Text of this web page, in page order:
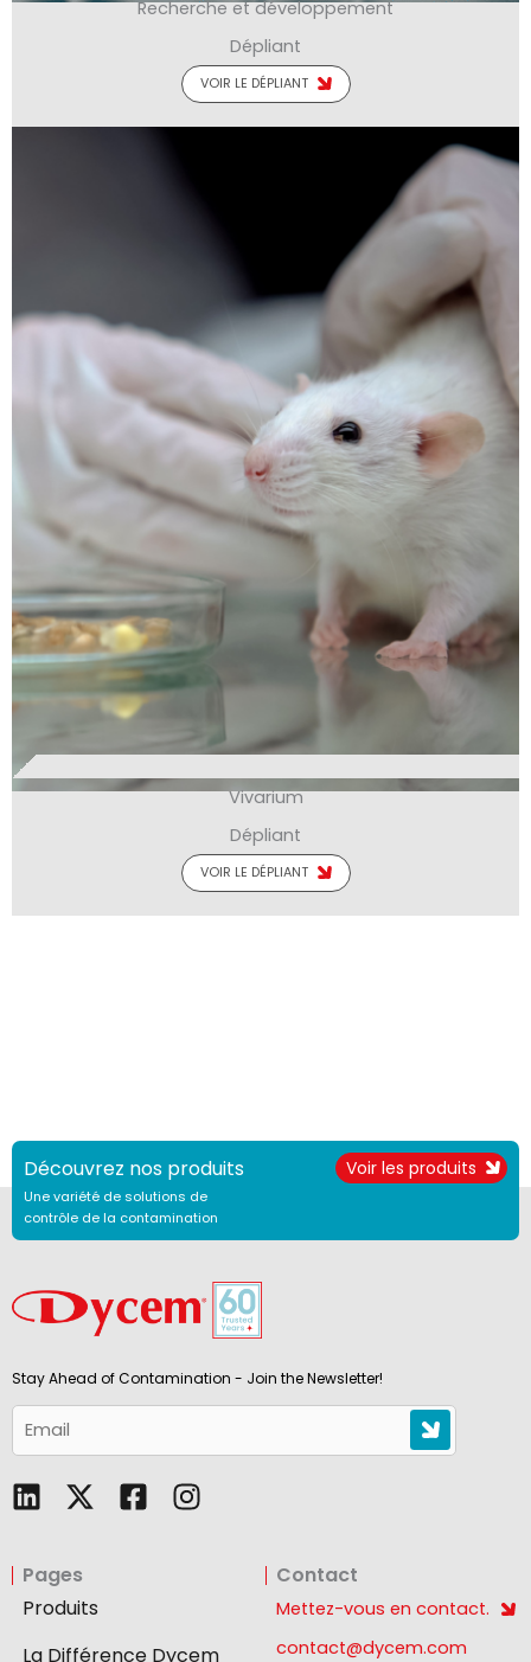
Recherche et développement
Dépliant
VOIR LE DÉPLIANT
Vivarium
Dépliant
VOIR LE DÉPLIANT
Découvrez nos produits
Une variété de solutions de
contrôle de la contamination
Voir les produits
Stay Ahead of Contamination - Join the Newsletter!
L
k
e
d
F
o
I
g
Pages
Produits
La Différence Dycem
Contact
Mettez-vous en contact.
contact@dycem.com